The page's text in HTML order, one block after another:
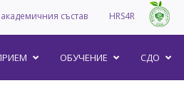
състав HRS4R
ОБУЧЕНИЕ СДО